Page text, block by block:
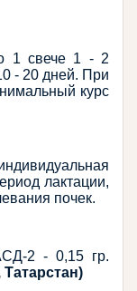
1 свече 1 - 2
- 20 дней. При
курс
лактации,
почек.